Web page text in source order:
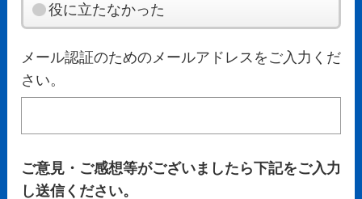
役に立たなかった
メール認証のためのメールアドレスをご入力くだ
さい。
ご意見・ご感想等がございましたら下記をご入力
し送信ください。